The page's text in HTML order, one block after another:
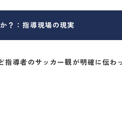
？：指導現場の現実
指導者のサッカー観が明確に伝わ